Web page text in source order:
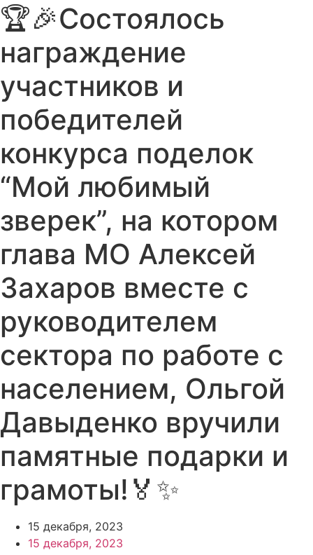
🏆🎉Состоялось
награждение
участников и
победителей
конкурса поделок
“Мой любимый
зверек”, на котором
глава МО Алексей
Захаров вместе с
руководителем
сектора по работе с
населением, Ольгой
Давыденко вручили
памятные подарки и
грамоты!🏅✨
15 декабря, 2023
15 декабря, 2023